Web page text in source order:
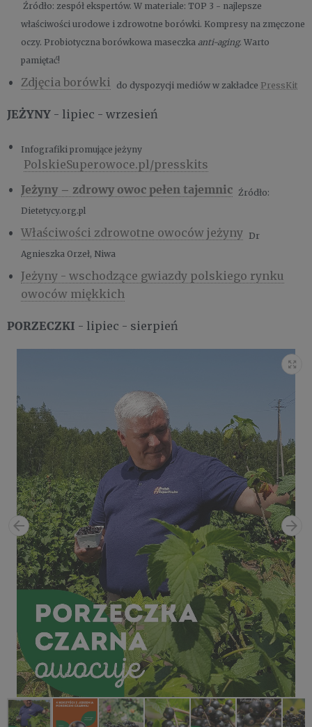
Źródło: zespół ekspertów. W materiale: TOP 3 - najlepsze
właściwości urodowe i zdrowotne borówki. Kompresy na zmęczone
oczy. Probiotyczna borówkowa maseczka anti-aging. Warto
pamiętać!
Zdjęcia borówki do dyspozycji mediów w zakładce PressKit
JEŻYNY - lipiec - wrzesień
Infografiki promujące jeżyny
PolskieSuperowoce.pl/presskits
Jeżyny – zdrowy owoc pełen tajemnic Źródło:
Dietetycy.org.pl
Właściwości zdrowotne owoców jeżyny Dr
Agnieszka Orzeł, Niwa
Jeżyny - wschodzące gwiazdy polskiego rynku
owoców miękkich
PORZECZKI - lipiec - sierpień